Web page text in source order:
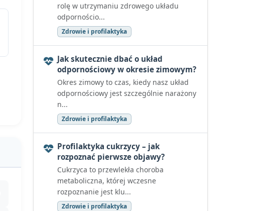
rolę w utrzymaniu zdrowego układu
odpornościo...
Zdrowie i profilaktyka
Jak skutecznie dbać o układ
odpornościowy w okresie zimowym?
Okres zimowy to czas, kiedy nasz układ
odpornościowy jest szczególnie narażony
n...
Zdrowie i profilaktyka
Profilaktyka cukrzycy – jak
rozpoznać pierwsze objawy?
Cukrzyca to przewlekła choroba
metaboliczna, której wczesne
rozpoznanie jest klu...
Zdrowie i profilaktyka